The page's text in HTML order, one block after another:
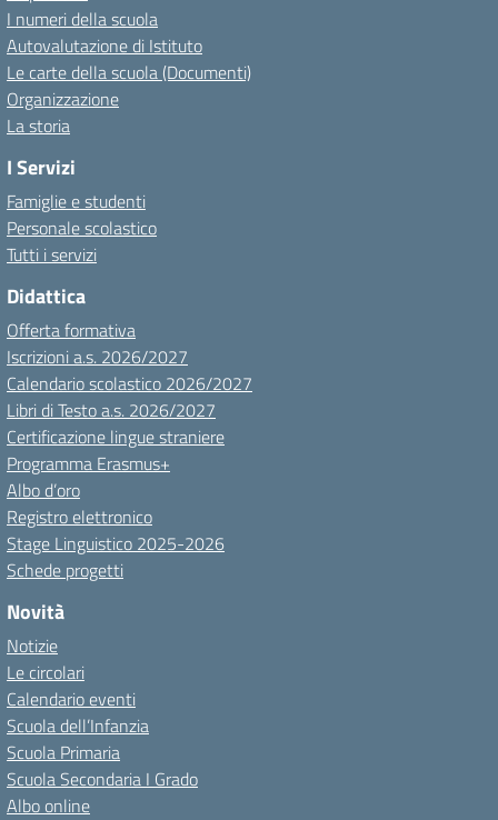
I numeri della scuola
Autovalutazione di Istituto
Le carte della scuola (Documenti)
Organizzazione
La storia
I Servizi
Famiglie e studenti
Personale scolastico
Tutti i servizi
Didattica
Offerta formativa
Iscrizioni a.s. 2026/2027
Calendario scolastico 2026/2027
Libri di Testo a.s. 2026/2027
Certificazione lingue straniere
Programma Erasmus+
Albo d’oro
Registro elettronico
Stage Linguistico 2025-2026
Schede progetti
Novità
Notizie
Le circolari
Calendario eventi
Scuola dell’Infanzia
Scuola Primaria
Scuola Secondaria I Grado
Albo online